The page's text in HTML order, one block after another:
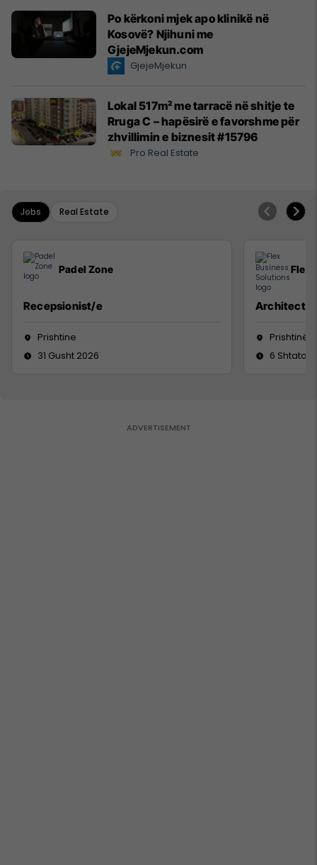
Po kërkoni mjek apo klinikë në
Kosovë? Njihuni me
GjejeMjekun.com
GjejeMjekun
Lokal 517m² me tarracë në shitje te
Rruga C – hapësirë e favorshme për
zhvillimin e biznesit #15796
Pro Real Estate
Jobs Real Estate
Padel Zone
Recepsionist/e
Prishtine
31 Gusht 2026
Flex
Architect
Prishtinë
6 Shtator